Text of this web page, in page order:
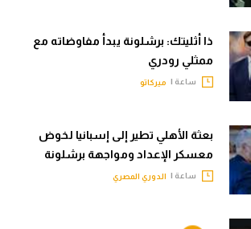
ذا أثليتك: برشلونة يبدأ مفاوضاته مع
ممثلي رودري
ساعة | ميركاتو
بعثة الأهلي تطير إلى إسبانيا لخوض
معسكر الإعداد ومواجهة برشلونة
ساعة | الدوري المصري